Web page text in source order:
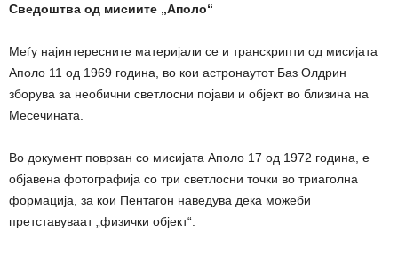
Сведоштва од мисиите „Аполо“
Меѓу најинтересните материјали се и транскрипти од мисијата
Аполо 11 од 1969 година, во кои астронаутот Баз Олдрин
зборува за необични светлосни појави и објект во близина на
Месечината.
Во документ поврзан со мисијата Аполо 17 од 1972 година, е
објавена фотографија со три светлосни точки во триаголна
формација, за кои Пентагон наведува дека можеби
претставуваат „физички објект“.